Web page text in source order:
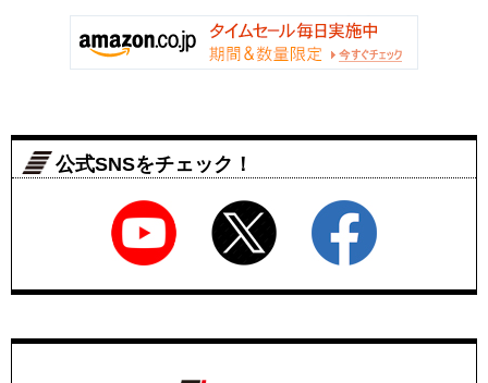
公式SNSをチェック！